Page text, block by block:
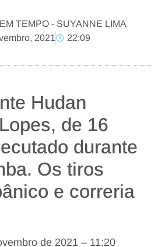
TEMPO - SUYANNE LIMA
2021
22:09
Hudan
de 16
durante
Os tiros
e correria
de 2021 – 11:20